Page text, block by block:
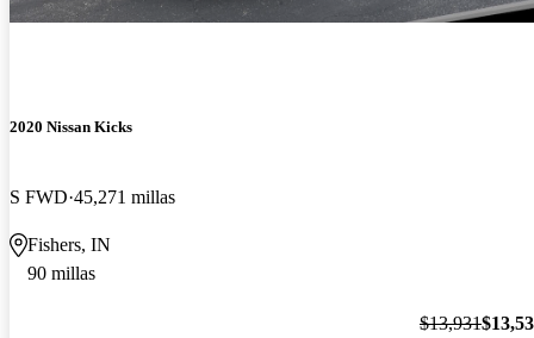
2020 Nissan Kicks
S FWD 45,271 millas
Fishers, IN
90 millas
$13,931